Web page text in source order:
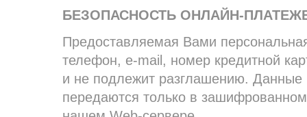
БЕЗОПАСНОСТЬ ОНЛАЙН-
Предоставляемая Вами
телефон, e-mail, номер кредитной
и не подлежит разглашению. Данные
передаются только в